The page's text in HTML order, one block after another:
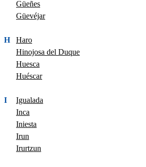
Güeñes
Güevéjar
H
Haro
Hinojosa del Duque
Huesca
Huéscar
I
Igualada
Inca
Iniesta
Irun
Irurtzun